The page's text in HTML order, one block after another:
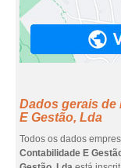
Dados gerais de
E Gestão, Lda
Todos os dados
Contabilidade E